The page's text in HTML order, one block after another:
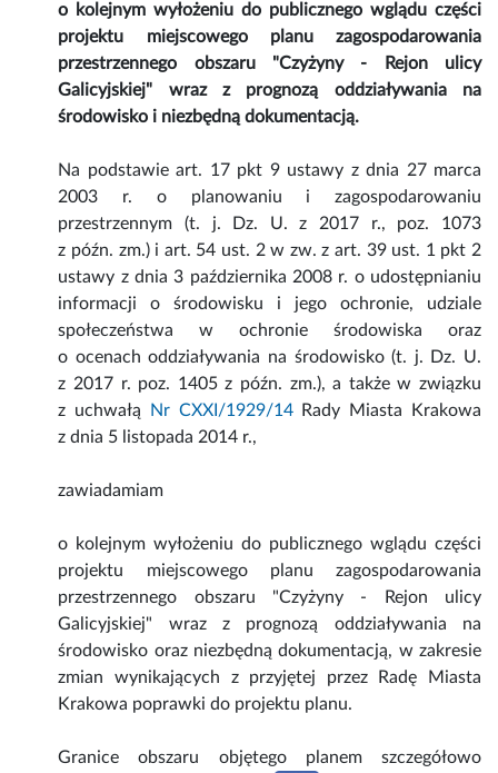
o kolejnym wyłożeniu do publicznego wglądu części
projektu miejscowego planu zagospodarowania
przestrzennego obszaru "Czyżyny - Rejon ulicy
Galicyjskiej" wraz z prognozą oddziaływania na
środowisko i niezbędną dokumentacją.
Na podstawie art. 17 pkt 9 ustawy z dnia 27 marca
2003 r. o planowaniu i zagospodarowaniu
przestrzennym (t. j. Dz. U. z 2017 r., poz. 1073
z późn. zm.) i art. 54 ust. 2 w zw. z art. 39 ust. 1 pkt 2
ustawy z dnia 3 października 2008 r. o udostępnianiu
informacji o środowisku i jego ochronie, udziale
społeczeństwa w ochronie środowiska oraz
o ocenach oddziaływania na środowisko (t. j. Dz. U.
z 2017 r. poz. 1405 z późn. zm.), a także w związku
z uchwałą
Nr CXXI/1929/14Rady Miasta Krakowa
z dnia 5 listopada 2014 r.,
zawiadamiam
o kolejnym wyłożeniu do publicznego wglądu części
projektu miejscowego planu zagospodarowania
przestrzennego obszaru "Czyżyny - Rejon ulicy
Galicyjskiej" wraz z prognozą oddziaływania na
środowisko oraz niezbędną dokumentacją, w zakresie
zmian wynikających z przyjętej przez Radę Miasta
Krakowa poprawki do projektu planu.
Granice obszaru objętego planem szczegółowo